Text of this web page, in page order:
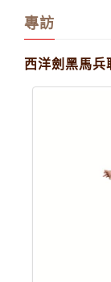
西洋劍黑馬